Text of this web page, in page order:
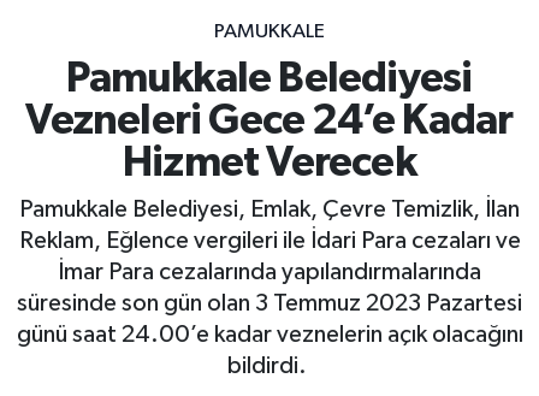
PAMUKKALE
Pamukkale Belediyesi
Vezneleri Gece 24’e Kadar
Hizmet Verecek
Pamukkale Belediyesi, Emlak, Çevre Temizlik, İlan
Reklam, Eğlence vergileri ile İdari Para cezaları ve
İmar Para cezalarında yapılandırmalarında
süresinde son gün olan 3 Temmuz 2023 Pazartesi
günü saat 24.00’e kadar veznelerin açık olacağını
bildirdi.
Tüm Manşetler
Son Dakika Haberleri
Haber Arşivi